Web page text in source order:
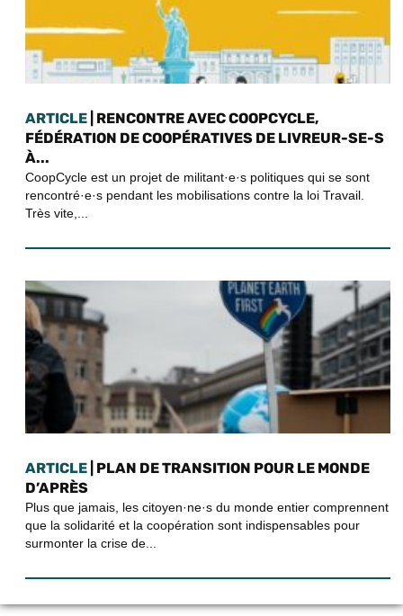
ARTICLE | RENCONTRE AVEC COOPCYCLE,
FÉDÉRATION DE COOPÉRATIVES DE LIVREUR-SE-S
À...
CoopCycle est un projet de militant·e·s politiques qui se sont
rencontré·e·s pendant les mobilisations contre la loi Travail.
Très vite,...
ARTICLE | PLAN DE TRANSITION POUR LE MONDE
D’APRÈS
Plus que jamais, les citoyen·ne·s du monde entier comprennent
que la solidarité et la coopération sont indispensables pour
surmonter la crise de...